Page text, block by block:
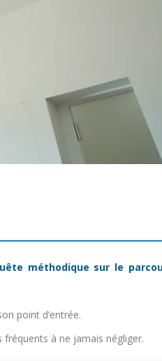
méthodique sur le
point d’entrée.
à ne jamais négliger.